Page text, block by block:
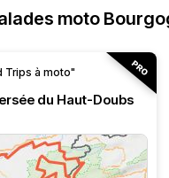
moto
Trips à moto"
du Haut-Doubs